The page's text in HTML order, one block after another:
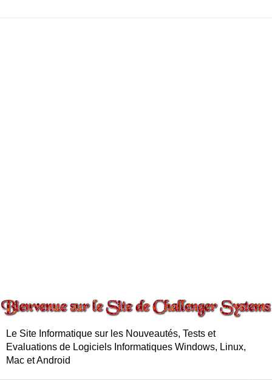
Le Site Informatique sur les Nouveautés, Tests et
Evaluations de Logiciels Informatiques Windows, Linux,
Mac et Android